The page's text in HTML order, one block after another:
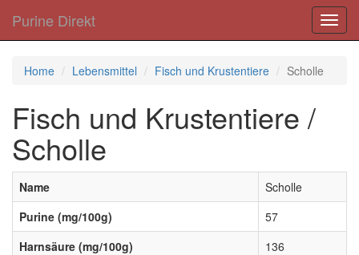
Purine Direkt
Home Lebensmittel Fisch und Krustentiere Scholle
Fisch und Krustentiere /
Scholle
Name
Scholle
Purine (mg/100g)
57
Harnsäure (mg/100g)
136